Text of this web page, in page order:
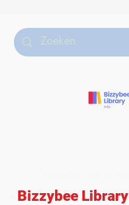
Bizzybee Library